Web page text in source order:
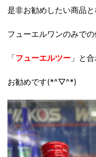
是非お勧めしたい商品
フューエルワンのみでの
「フューエルツー 」と
お勧めです(*^▽^*)